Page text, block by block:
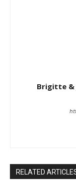
Brigitte &
RELATED